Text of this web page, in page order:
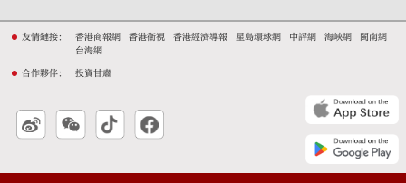
友情鏈接： 香港商報網 香港衛視 香港經濟導報 星島環球網 中評網 海峽網
閩南網
台海網
合作夥伴： 投資甘肅